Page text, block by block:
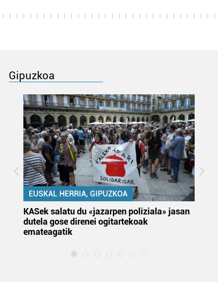
Gipuzkoa
EUSKAL HERRIA, GIPUZKOA
KASek salatu du «jazarpen poliziala» jasan
dutela gose direnei ogitartekoak
emateagatik